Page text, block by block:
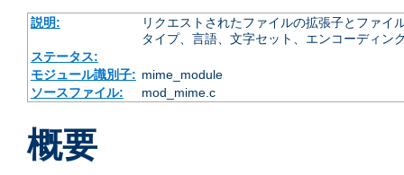
説明:
リクエストされたファイルの拡張子とファ
タイプ、言語、文字セット、エンコーディン
ステータス:
モジュール識別子: mime_module
ソースファイル:
mod_mime.c
概要